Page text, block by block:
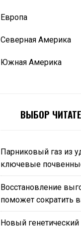
Европа
Северная Америка
Южная Америка
ВЫБОР
Парниковый газ из
ключевые
Восстановление
поможет сократить
Новый